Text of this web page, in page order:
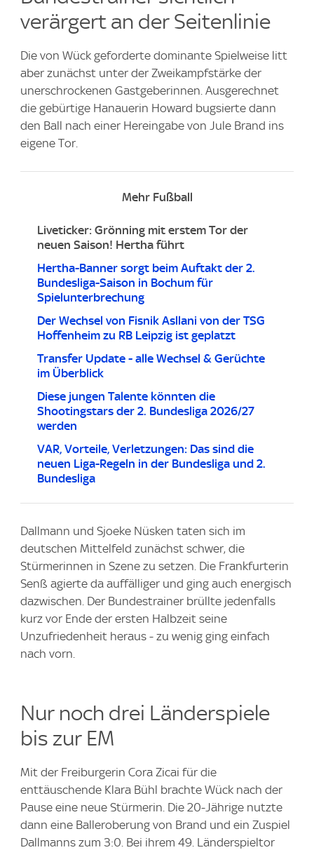
verärgert an der Seitenlinie
Die von Wück geforderte dominante Spielweise litt
aber zunächst unter der Zweikampfstärke der
unerschrockenen Gastgeberinnen. Ausgerechnet
die gebürtige Hanauerin Howard bugsierte dann
den Ball nach einer Hereingabe von Jule Brand ins
eigene Tor.
Mehr Fußball
Liveticker: Grönning mit erstem Tor der
neuen Saison! Hertha führt
Hertha-Banner sorgt beim Auftakt der 2.
Bundesliga-Saison in Bochum für
Spielunterbrechung
Der Wechsel von Fisnik Asllani von der TSG
Hoffenheim zu RB Leipzig ist geplatzt
Transfer Update - alle Wechsel & Gerüchte
im Überblick
Diese jungen Talente könnten die
Shootingstars der 2. Bundesliga 2026/27
werden
VAR, Vorteile, Verletzungen: Das sind die
neuen Liga-Regeln in der Bundesliga und 2.
Bundesliga
Dallmann und Sjoeke Nüsken taten sich im
deutschen Mittelfeld zunächst schwer, die
Stürmerinnen in Szene zu setzen. Die Frankfurterin
Senß agierte da auffälliger und ging auch energisch
dazwischen. Der Bundestrainer brüllte jedenfalls
kurz vor Ende der ersten Halbzeit seine
Unzufriedenheit heraus - zu wenig ging einfach
nach vorn.
Nur noch drei Länderspiele
bis zur EM
Mit der Freiburgerin Cora Zicai für die
enttäuschende Klara Bühl brachte Wück nach der
Pause eine neue Stürmerin. Die 20-Jährige nutzte
dann eine Balleroberung von Brand und ein Zuspiel
Dallmanns zum 3:0. Bei ihrem 49. Länderspieltor